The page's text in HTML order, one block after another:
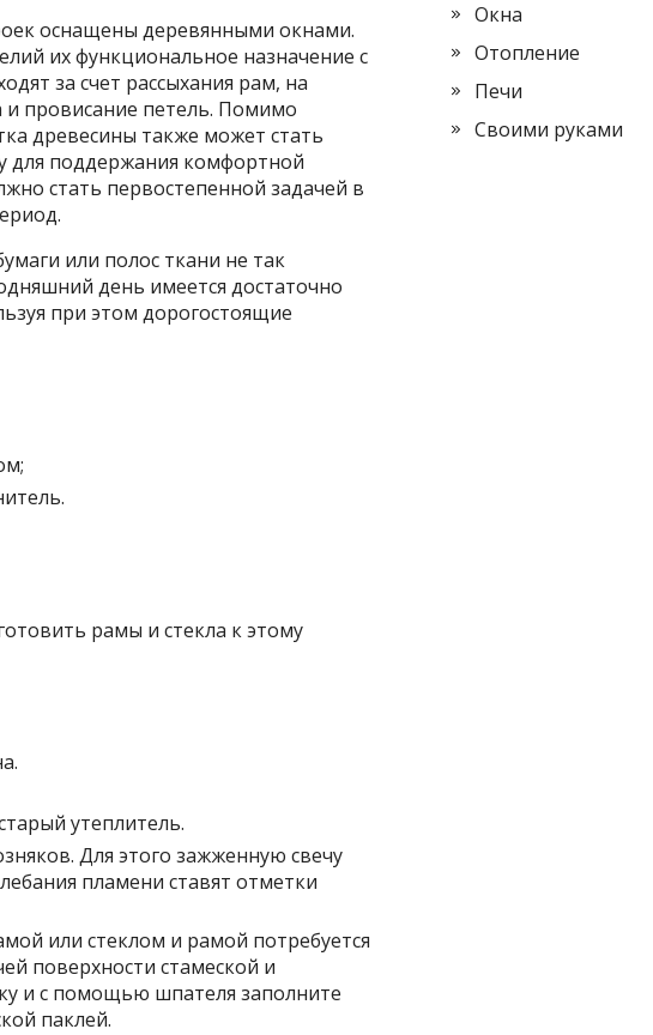
оснащены деревянными окнами.
их функциональное назначение с
за счет рассыхания рам, на
провисание петель. Помимо
древесины также может стать
для поддержания комфортной
стать первостепенной задачей в
или полос ткани не так
день имеется достаточно
при этом дорогостоящие
рамы и стекла к этому
утеплитель.
Для этого зажженную свечу
пламени ставят отметки
или стеклом и рамой потребуется
поверхности стамеской и
и с помощью шпателя заполните
паклей.
Окна
Отопление
Печи
Своими руками